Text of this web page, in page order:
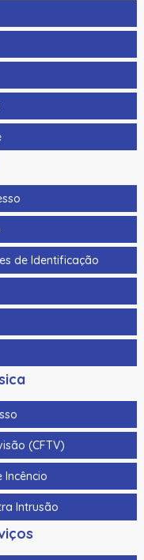
de Identificação
(CFTV)
Incêncio
Intrusão